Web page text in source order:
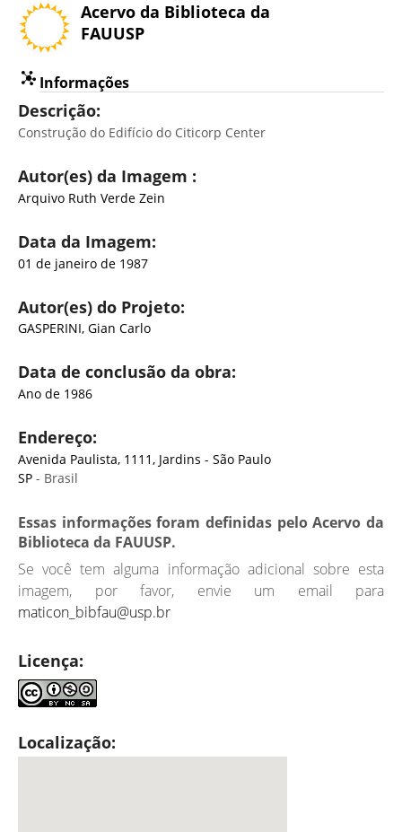
Acervo da Biblioteca da
FAUUSP
Informações
Descrição:
Construção do Edifício do Citicorp Center
Autor(es) da Imagem :
Arquivo Ruth Verde Zein
Data da Imagem:
01 de janeiro de 1987
Autor(es) do Projeto:
GASPERINI, Gian Carlo
Data de conclusão da obra:
Ano de 1986
Endereço:
Avenida Paulista, 1111, Jardins - São Paulo
SP - Brasil
Essas informações foram definidas pelo Acervo da
Biblioteca da FAUUSP.
Se você tem alguma informação adicional sobre esta
imagem, por favor, envie um email para
maticon_bibfau@usp.br
Licença:
Localização: